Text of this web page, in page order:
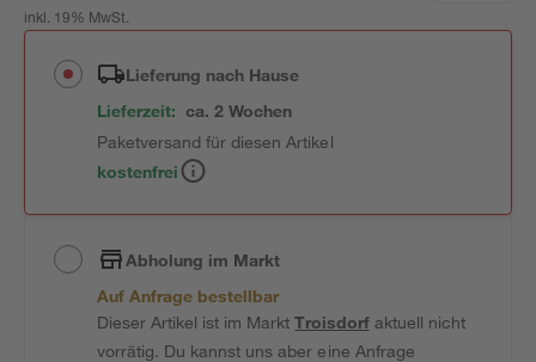
inkl. 19% MwSt.
Lieferung nach Hause
Lieferzeit: ca. 2 Wochen
Paketversand für diesen Artikel
kostenfrei
Abholung im Markt
Auf Anfrage bestellbar
Dieser Artikel ist im MarktTroisdorfaktuell nicht
vorrätig. Du kannst uns aber eine Anfrage